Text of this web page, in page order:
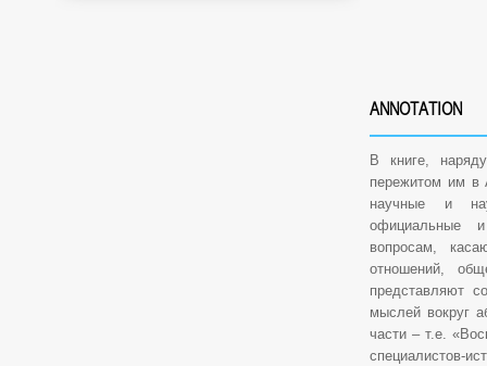
ANNOTATION
В книге,
пережитом им в
научные и
официальные
вопросам,
отношений,
представляют
мыслей вокруг
части – т.е.